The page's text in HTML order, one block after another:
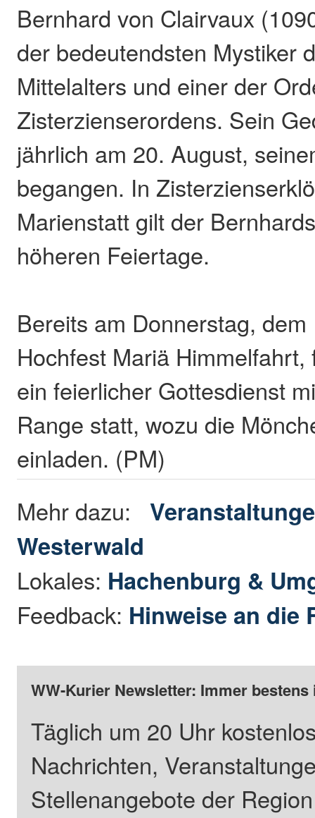
Bernhard von Clairvaux
der bedeutendsten Mystiker
Mittelalters und einer der
Zisterzienserordens. Sein
jährlich am 20. August,
begangen. In
Marienstatt gilt der
höheren Feiertage.
Bereits am Donnerstag,
Hochfest Mariä
ein feierlicher Gottesdienst
Range statt, wozu die
einladen. (PM)
Mehr dazu:
Westerwald
Lokales: Hachenburg &
Feedback: Hinweise an die
WW-Kurier Newsletter: Immer
Täglich um 20 Uhr
Nachrichten,
Stellenangebote der